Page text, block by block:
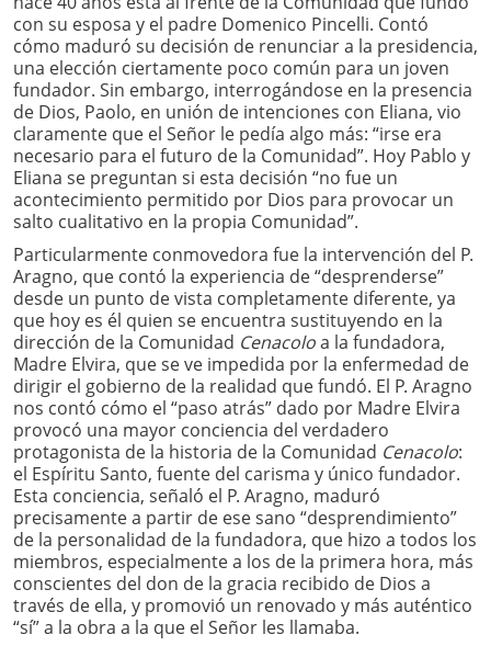
con su esposa y el padre Domenico Pincelli. Contó
cómo maduró su decisión de renunciar a la presidencia,
una elección ciertamente poco común para un joven
fundador. Sin embargo, interrogándose en la presencia
de Dios, Paolo, en unión de intenciones con Eliana, vio
claramente que el Señor le pedía algo más: “irse era
necesario para el futuro de la Comunidad”. Hoy Pablo y
Eliana se preguntan si esta decisión “no fue un
acontecimiento permitido por Dios para provocar un
salto cualitativo en la propia Comunidad”.
Particularmente conmovedora fue la intervención del P.
Aragno, que contó la experiencia de “desprenderse”
desde un punto de vista completamente diferente, ya
que hoy es él quien se encuentra sustituyendo en la
dirección de la Comunidad Cenacoloa la fundadora,
Madre Elvira, que se ve impedida por la enfermedad de
dirigir el gobierno de la realidad que fundó. El P. Aragno
nos contó cómo el “paso atrás” dado por Madre Elvira
provocó una mayor conciencia del verdadero
protagonista de la historia de la Comunidad Cenacolo:
el Espíritu Santo, fuente del carisma y único fundador.
Esta conciencia, señaló el P. Aragno, maduró
precisamente a partir de ese sano “desprendimiento”
de la personalidad de la fundadora, que hizo a todos los
miembros, especialmente a los de la primera hora, más
conscientes del don de la gracia recibido de Dios a
través de ella, y promovió un renovado y más auténtico
“sí” a la obra a la que el Señor les llamaba.